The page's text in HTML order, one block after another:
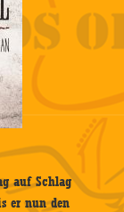
auf Schlag
er nun den